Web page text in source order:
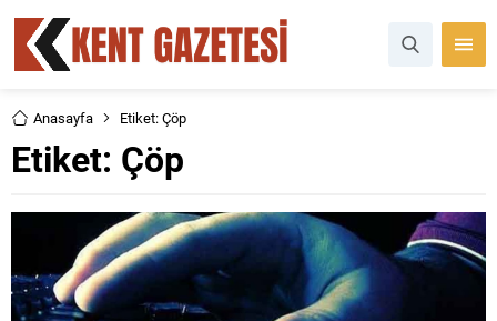
Anasayfa Etiket: Çöp
Etiket: Çöp